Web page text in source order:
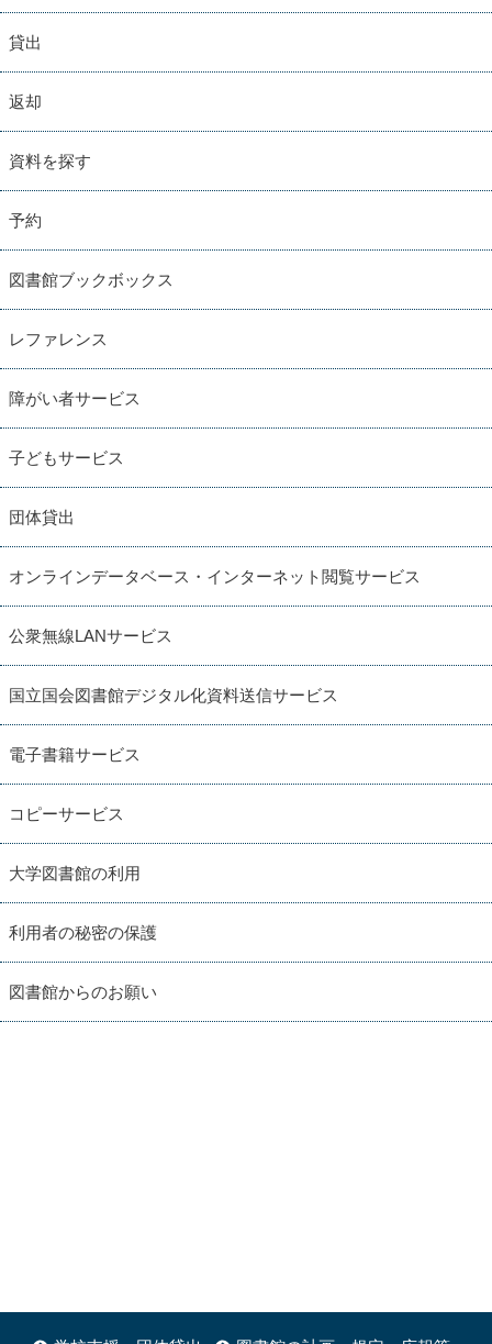
貸出
返却
資料を探す
予約
図書館ブックボックス
レファレンス
障がい者サービス
子どもサービス
団体貸出
オンラインデータベース・インターネット閲覧サービス
公衆無線LANサービス
国立国会図書館デジタル化資料送信サービス
電子書籍サービス
コピーサービス
大学図書館の利用
利用者の秘密の保護
図書館からのお願い